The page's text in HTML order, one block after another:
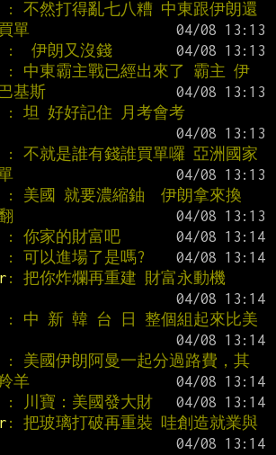
: 不然打得亂七八糟 中東跟伊朗還
單
:  伊朗又沒錢
: 中東霸主戰已經出來了 霸主 伊
基斯
: 坦 好好記住 月考會考
: 不就是誰有錢誰買單囉 亞洲國家
: 美國 就要濃縮鈾  伊朗拿來換
: 你家的財富吧
: 可以進場了是嗎?
: 把你炸爛再重建 財富永動機
: 中 新 韓 台 日 整個組起來比美
: 美國伊朗阿曼一起分過路費，其
羊
: 川寶：美國發大財
: 把玻璃打破再重裝 哇創造就業與